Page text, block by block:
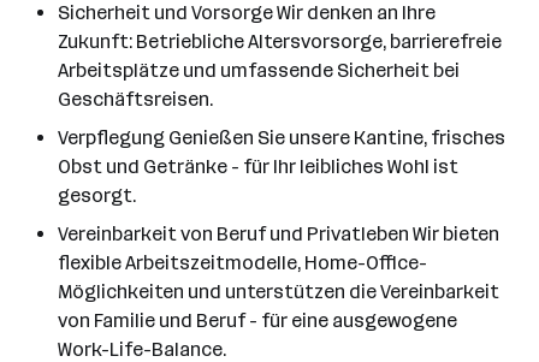
Sicherheit und Vorsorge Wir denken an Ihre
Zukunft: Betriebliche Altersvorsorge, barrierefreie
Arbeitsplätze und umfassende Sicherheit bei
Geschäftsreisen.
Verpflegung Genießen Sie unsere Kantine, frisches
Obst und Getränke - für Ihr leibliches Wohl ist
gesorgt.
Vereinbarkeit von Beruf und Privatleben Wir bieten
flexible Arbeitszeitmodelle, Home-Office-
Möglichkeiten und unterstützen die Vereinbarkeit
von Familie und Beruf - für eine ausgewogene
Work-Life-Balance.